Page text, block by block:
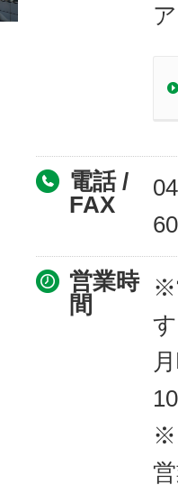
電話 /
FAX
営業時
間
※
※